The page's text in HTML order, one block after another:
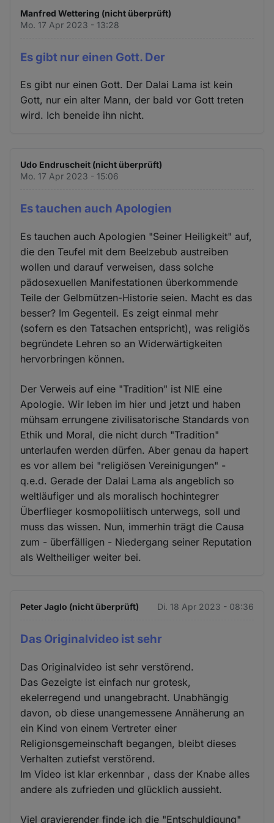
Manfred Wettering (nicht überprüft)
Mo. 17 Apr 2023 - 13:28
Es gibt nur einen Gott. Der
Es gibt nur einen Gott. Der Dalai Lama ist kein
Gott, nur ein alter Mann, der bald vor Gott treten
wird. Ich beneide ihn nicht.
Udo Endruscheit (nicht überprüft)
Mo. 17 Apr 2023 - 15:06
Es tauchen auch Apologien
Es tauchen auch Apologien "Seiner Heiligkeit" auf,
die den Teufel mit dem Beelzebub austreiben
wollen und darauf verweisen, dass solche
pädosexuellen Manifestationen überkommende
Teile der Gelbmützen-Historie seien. Macht es das
besser? Im Gegenteil. Es zeigt einmal mehr
(sofern es den Tatsachen entspricht), was religiös
begründete Lehren so an Widerwärtigkeiten
hervorbringen können.
Der Verweis auf eine "Tradition" ist NIE eine
Apologie. Wir leben im hier und jetzt und haben
mühsam errungene zivilisatorische Standards von
Ethik und Moral, die nicht durch "Tradition"
unterlaufen werden dürfen. Aber genau da hapert
es vor allem bei "religiösen Vereinigungen" -
q.e.d. Gerade der Dalai Lama als angeblich so
weltläufiger und als moralisch hochintegrer
Überflieger kosmopoliitisch unterwegs, soll und
muss das wissen. Nun, immerhin trägt die Causa
zum - überfälligen - Niedergang seiner Reputation
als Weltheiliger weiter bei.
Peter Jaglo (nicht überprüft) Di. 18 Apr 2023 - 08:36
Das Originalvideo ist sehr
Das Originalvideo ist sehr verstörend.
Das Gezeigte ist einfach nur grotesk,
ekelerregend und unangebracht. Unabhängig
davon, ob diese unangemessene Annäherung an
ein Kind von einem Vertreter einer
Religionsgemeinschaft begangen, bleibt dieses
Verhalten zutiefst verstörend.
Im Video ist klar erkennbar , dass der Knabe alles
andere als zufrieden und glücklich aussieht.
Viel gravierender finde ich die "Entschuldigung"